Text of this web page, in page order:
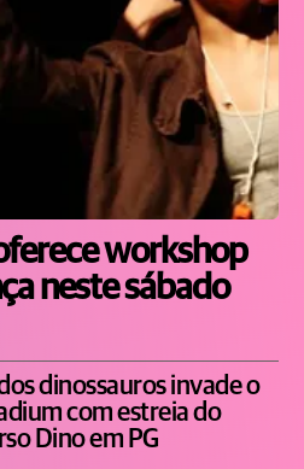
workshop
neste sábado
dinossauros invade o
com estreia do
Dino em PG